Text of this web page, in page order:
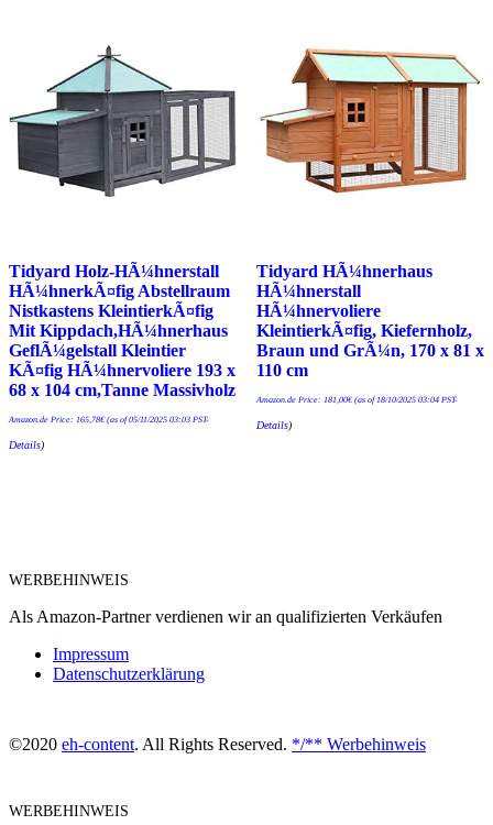
Tidyard Holz-HÃ¼hnerstall
HÃ¼hnerkÃ¤fig Abstellraum
Nistkastens KleintierkÃ¤fig
Mit Kippdach,HÃ¼hnerhaus
GeflÃ¼gelstall Kleintier
KÃ¤fig HÃ¼hnervoliere 193 x
68 x 104 cm,Tanne Massivholz
Amazon.de Price: 165,78€(as of 05/11/2025 03:03 PST-
Details)
Tidyard HÃ¼hnerhaus
HÃ¼hnerstall
HÃ¼hnervoliere
KleintierkÃ¤fig, Kiefernholz,
Braun und GrÃ¼n, 170 x 81 x
110 cm
Amazon.de Price: 181,00€(as of 18/10/2025 03:04 PST-
Details)
WERBEHINWEIS
Als Amazon-Partner verdienen wir an qualifizierten Verkäufen
Impressum
Datenschutzerklärung
©2020 eh-content. All Rights Reserved. */** Werbehinweis
WERBEHINWEIS